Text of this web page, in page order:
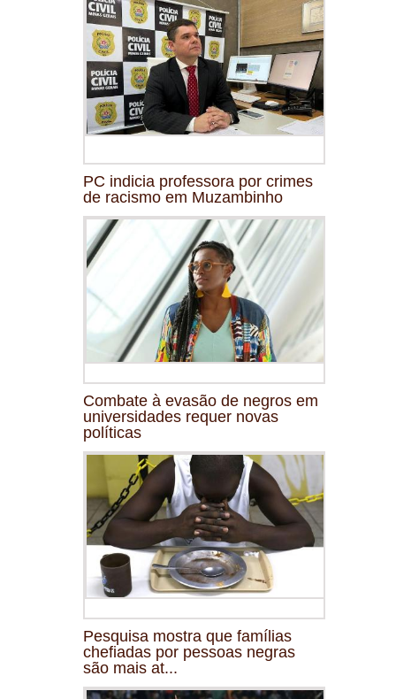
PC indicia professora por crimes
de racismo em Muzambinho
Combate à evasão de negros em
universidades requer novas
políticas
Pesquisa mostra que famílias
chefiadas por pessoas negras
são mais at...